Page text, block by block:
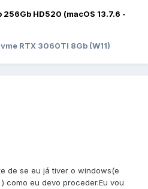
HD520 (macOS 13.7.6 -
RTX 3060TI 8Gb (W11)
de se eu já tiver o windows(e
como eu devo proceder.Eu vou